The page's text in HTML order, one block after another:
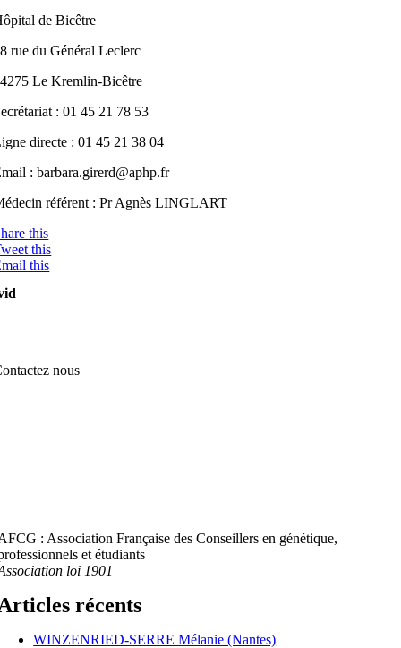
de Bicêtre
rue du Général Leclerc
Le Kremlin-Bicêtre
: 01 45 21 78 53
directe : 01 45 21 38 04
: barbara.girerd@aphp.fr
référent : Pr Agnès LINGLART
this
this
this
nous
: Association Française des Conseillers en génétique,
et étudiants
loi 1901
récents
WINZENRIED-SERRE Mélanie (Nantes)